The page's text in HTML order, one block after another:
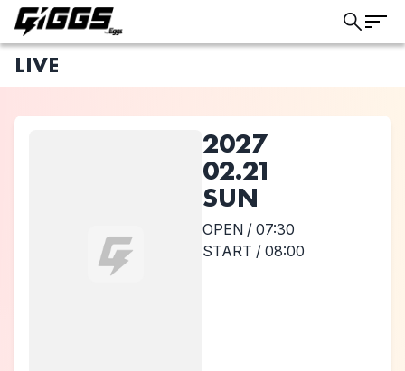
LIVE
2027
02.21
SUN
OPEN / 07:30
START / 08:00